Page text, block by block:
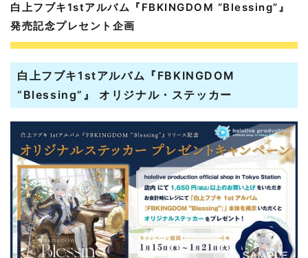
白上フブキ1stアルバム『FBKINGDOM “Blessing”』
発売記念プレセント企画
白上フブキ1stアルバム『FBKINGDOM
“Blessing”』 オリジナル・ステッカー